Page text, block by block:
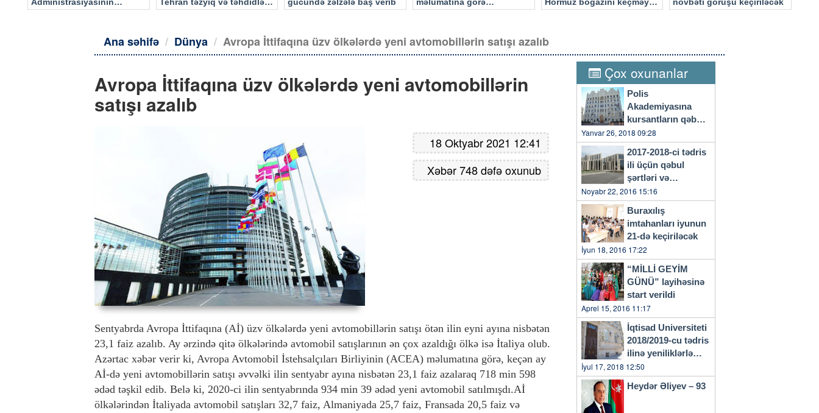
Ana səhifə Dünya Avropa İttifaqına üzv ölkələrdə yeni avtomobillərin satışı azalıb
Avropa İttifaqına üzv ölkələrdə yeni avtomobillərin
satışı azalıb
18 Oktyabr 2021 12:41
Xəbər 748 dəfə oxunub
Sentyabrda Avropa İttifaqına (Aİ) üzv ölkələrdə yeni avtomobillərin satışı ötən ilin eyni ayına nisbətən
23,1 faiz azalıb. Ay ərzində qitə ölkələrində avtomobil satışlarının ən çox azaldığı ölkə isə İtaliya olub.
Azərtac xəbər verir ki, Avropa Avtomobil İstehsalçıları Birliyinin (ACEA) məlumatına görə, keçən ay
Aİ-də yeni avtomobillərin satışı əvvəlki ilin sentyabr ayına nisbətən 23,1 faiz azalaraq 718 min 598
ədəd təşkil edib. Belə ki, 2020-ci ilin sentyabrında 934 min 39 ədəd yeni avtomobil satılmışdı.Aİ
ölkələrindən İtaliyada avtomobil satışları 32,7 faiz, Almaniyada 25,7 faiz, Fransada 20,5 faiz və
Çox oxunanlar
Polis
Akademiyasına
kursantların qəbulu
başlayıb
Yanvar 26, 2018 09:28
2017-2018-ci tədris
ili üçün qəbul
şərtləri və
qaydaları…
Noyabr 22, 2016 15:16
Buraxılış
imtahanları iyunun
21-də keçiriləcək
İyun 18, 2016 17:22
“MİLLİ GEYİM
GÜNÜ” layihəsinə
start verildi
Aprel 15, 2016 11:17
İqtisad Universiteti
2018/2019-cu tədris
ilinə yeniliklərlə
başlayacaq
İyul 17, 2018 12:50
Heydər Əliyev – 93